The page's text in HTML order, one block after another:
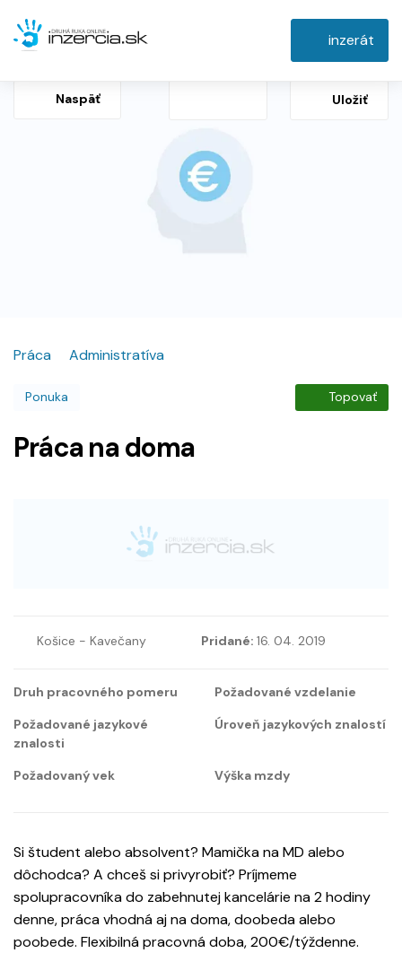
inzerát
Naspäť Uložiť
Práca Administratíva
Ponuka Topovať
Práca na doma
Košice - Kavečany Pridané: 16. 04. 2019
Druh pracovného pomeru
Požadované vzdelanie
Požadované jazykové
znalosti
Úroveň jazykových znalostí
Požadovaný vek Výška mzdy
Si študent alebo absolvent? Mamička na MD alebo
dôchodca? A chceš si privyrobiť? Príjmeme
spolupracovníka do zabehnutej kancelárie na 2 hodiny
denne, práca vhodná aj na doma, doobeda alebo
poobede. Flexibilná pracovná doba, 200€/týždenne.